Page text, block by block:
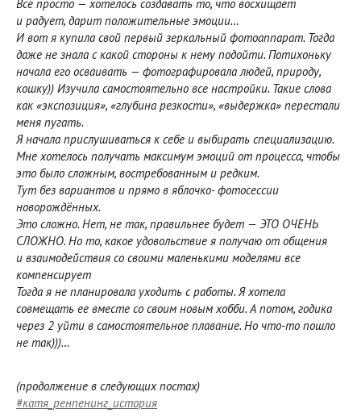
Все просто — хотелось создавать то, что восхищает
и радует, дарит положительные эмоции…
И вот я купила свой первый зеркальный фотоаппарат. Тогда
даже не знала с какой стороны к нему подойти. Потихоньку
начала его осваивать — фотографировала людей, природу,
кошку)) Изучила самостоятельно все настройки. Такие слова
как «экспозиция», «глубина резкости», «выдержка» перестали
меня пугать.
Я начала прислушиваться к себе и выбирать специализацию.
Мне хотелось получать максимум эмоций от процесса, чтобы
это было сложным, востребованным и редким.
Тут без вариантов и прямо в яблочко- фотосессии
новорождённых.
Это сложно. Нет, не так, правильнее будет — ЭТО ОЧЕНЬ
СЛОЖНО. Но то, какое удовольствие я получаю от общения
и взаимодействия со своими маленькими моделями все
компенсирует
Тогда я не планировала уходить с работы. Я хотела
совмещать ее вместе со своим новым хобби. А потом, годика
через 2 уйти в самостоятельное плавание. Но что-то пошло
не так)))…
(продолжение в следующих постах)
#катя_ренпенинг_история